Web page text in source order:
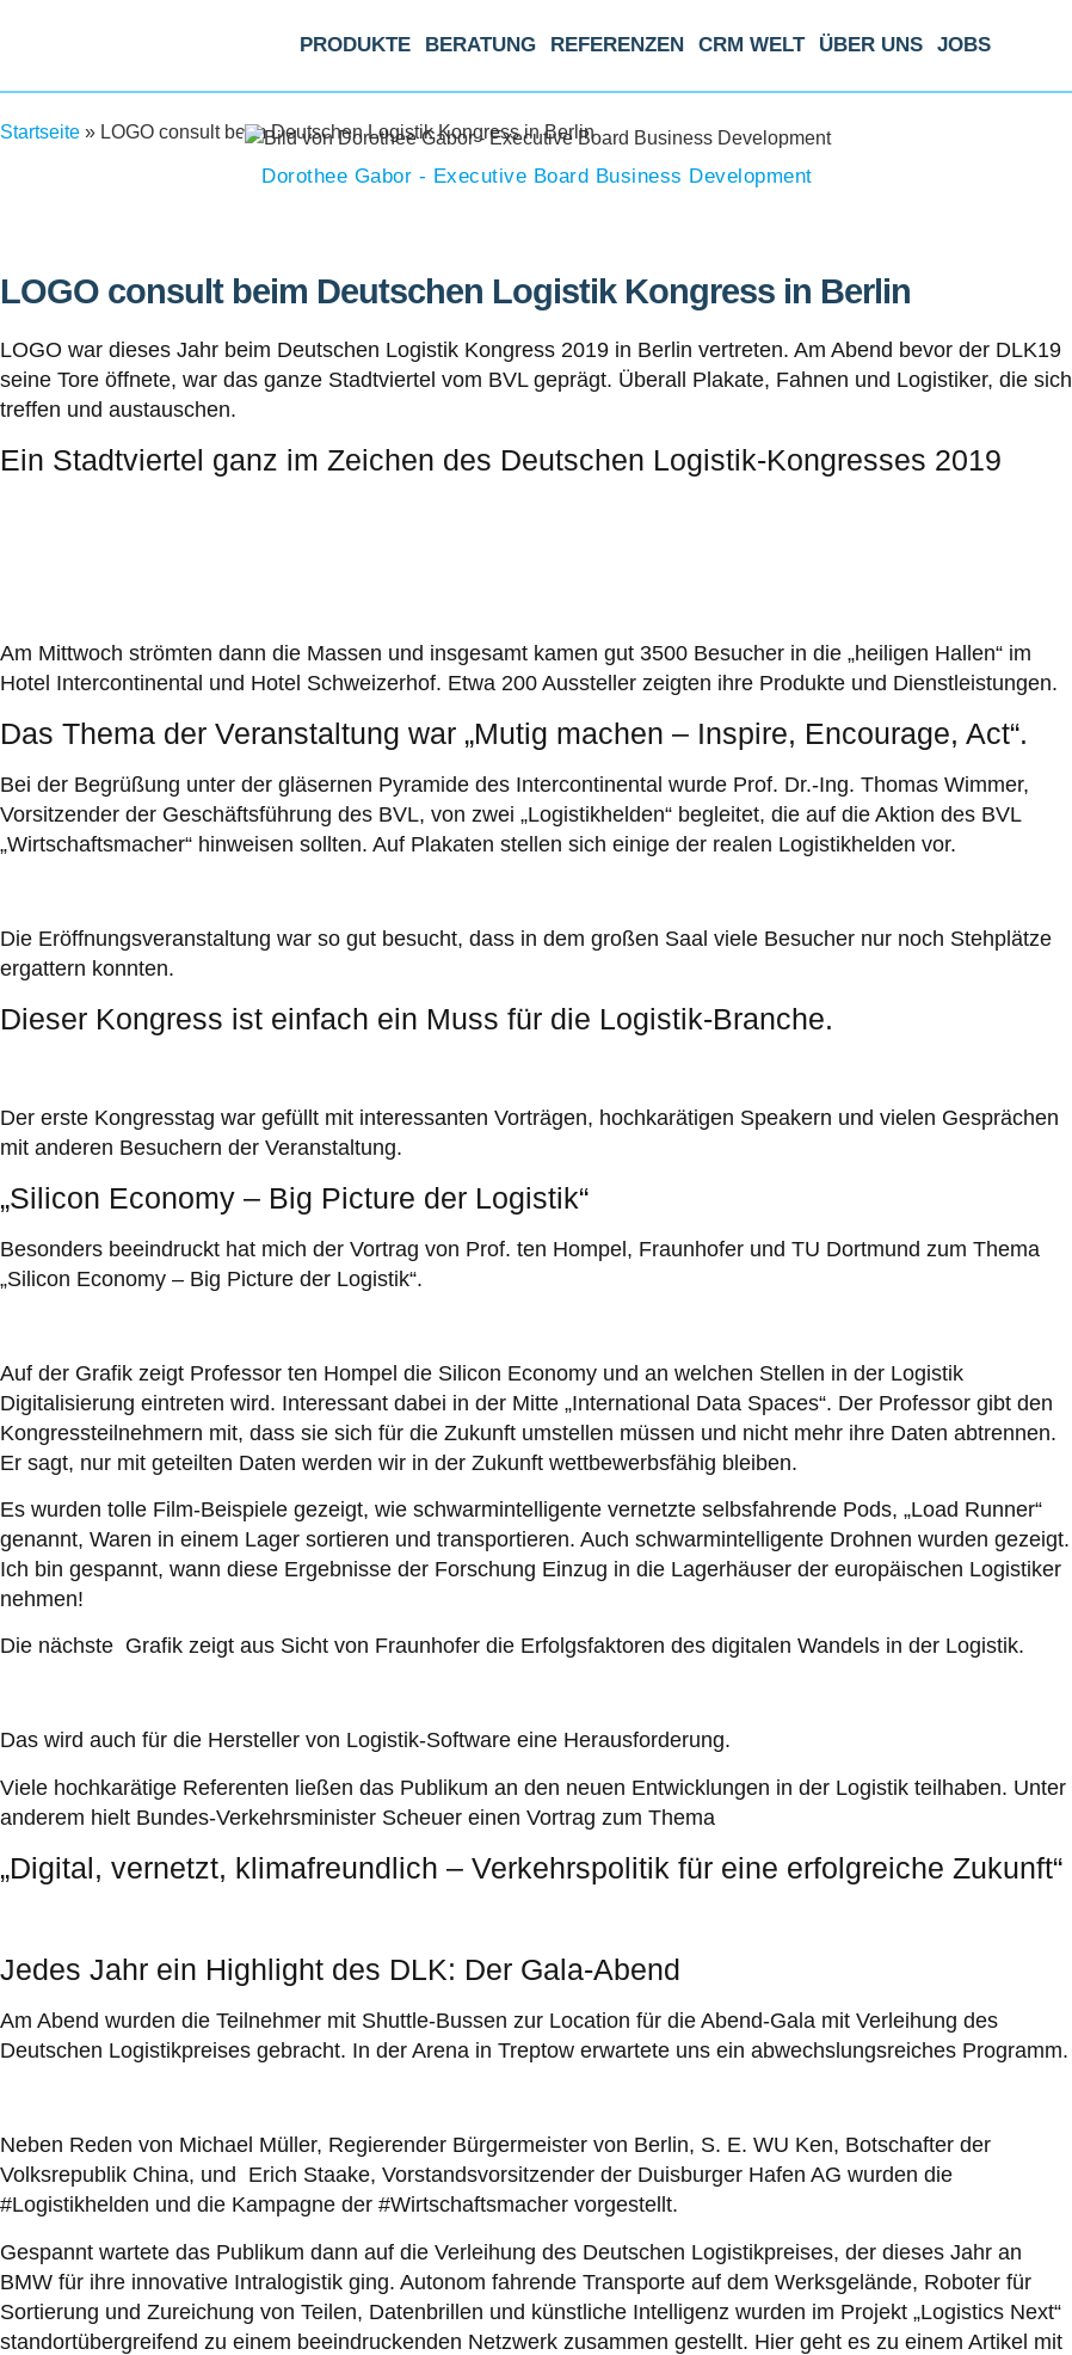
PRODUKTE BERATUNG REFERENZEN CRM WELT ÜBER UNS JOBS
Startseite » LOGO consult beim Deutschen Logistik Kongress in Berlin
Dorothee Gabor - Executive Board Business Development
LOGO consult beim Deutschen Logistik Kongress in Berlin
LOGO war dieses Jahr beim Deutschen Logistik Kongress 2019 in Berlin vertreten. Am Abend bevor der DLK19
seine Tore öffnete, war das ganze Stadtviertel vom BVL geprägt. Überall Plakate, Fahnen und Logistiker, die sich
treffen und austauschen.
Ein Stadtviertel ganz im Zeichen des Deutschen Logistik-Kongresses 2019
Am Mittwoch strömten dann die Massen und insgesamt kamen gut 3500 Besucher in die „heiligen Hallen“ im
Hotel Intercontinental und Hotel Schweizerhof. Etwa 200 Aussteller zeigten ihre Produkte und Dienstleistungen.
Das Thema der Veranstaltung war „Mutig machen – Inspire, Encourage, Act“.
Bei der Begrüßung unter der gläsernen Pyramide des Intercontinental wurde Prof. Dr.-Ing. Thomas Wimmer,
Vorsitzender der Geschäftsführung des BVL, von zwei „Logistikhelden“ begleitet, die auf die Aktion des BVL
„Wirtschaftsmacher“ hinweisen sollten. Auf Plakaten stellen sich einige der realen Logistikhelden vor.
Die Eröffnungsveranstaltung war so gut besucht, dass in dem großen Saal viele Besucher nur noch Stehplätze
ergattern konnten.
Dieser Kongress ist einfach ein Muss für die Logistik-Branche.
Der erste Kongresstag war gefüllt mit interessanten Vorträgen, hochkarätigen Speakern und vielen Gesprächen
mit anderen Besuchern der Veranstaltung.
„Silicon Economy – Big Picture der Logistik“
Besonders beeindruckt hat mich der Vortrag von Prof. ten Hompel, Fraunhofer und TU Dortmund zum Thema
„Silicon Economy – Big Picture der Logistik“.
Auf der Grafik zeigt Professor ten Hompel die Silicon Economy und an welchen Stellen in der Logistik
Digitalisierung eintreten wird. Interessant dabei in der Mitte „International Data Spaces“. Der Professor gibt den
Kongressteilnehmern mit, dass sie sich für die Zukunft umstellen müssen und nicht mehr ihre Daten abtrennen.
Er sagt, nur mit geteilten Daten werden wir in der Zukunft wettbewerbsfähig bleiben.
Es wurden tolle Film-Beispiele gezeigt, wie schwarmintelligente vernetzte selbsfahrende Pods, „Load Runner“
genannt, Waren in einem Lager sortieren und transportieren. Auch schwarmintelligente Drohnen wurden gezeigt.
Ich bin gespannt, wann diese Ergebnisse der Forschung Einzug in die Lagerhäuser der europäischen Logistiker
nehmen!
Die nächste Grafik zeigt aus Sicht von Fraunhofer die Erfolgsfaktoren des digitalen Wandels in der Logistik.
Das wird auch für die Hersteller von Logistik-Software eine Herausforderung.
Viele hochkarätige Referenten ließen das Publikum an den neuen Entwicklungen in der Logistik teilhaben. Unter
anderem hielt Bundes-Verkehrsminister Scheuer einen Vortrag zum Thema
„Digital, vernetzt, klimafreundlich – Verkehrspolitik für eine erfolgreiche Zukunft“
Jedes Jahr ein Highlight des DLK: Der Gala-Abend
Am Abend wurden die Teilnehmer mit Shuttle-Bussen zur Location für die Abend-Gala mit Verleihung des
Deutschen Logistikpreises gebracht. In der Arena in Treptow erwartete uns ein abwechslungsreiches Programm.
Neben Reden von Michael Müller, Regierender Bürgermeister von Berlin, S. E. WU Ken, Botschafter der
Volksrepublik China, und Erich Staake, Vorstandsvorsitzender der Duisburger Hafen AG wurden die
#Logistikhelden und die Kampagne der #Wirtschaftsmacher vorgestellt.
Gespannt wartete das Publikum dann auf die Verleihung des Deutschen Logistikpreises, der dieses Jahr an
BMW für ihre innovative Intralogistik ging. Autonom fahrende Transporte auf dem Werksgelände, Roboter für
Sortierung und Zureichung von Teilen, Datenbrillen und künstliche Intelligenz wurden im Projekt „Logistics Next“
standortübergreifend zu einem beeindruckenden Netzwerk zusammen gestellt. Hier geht es zu einem Artikel mit